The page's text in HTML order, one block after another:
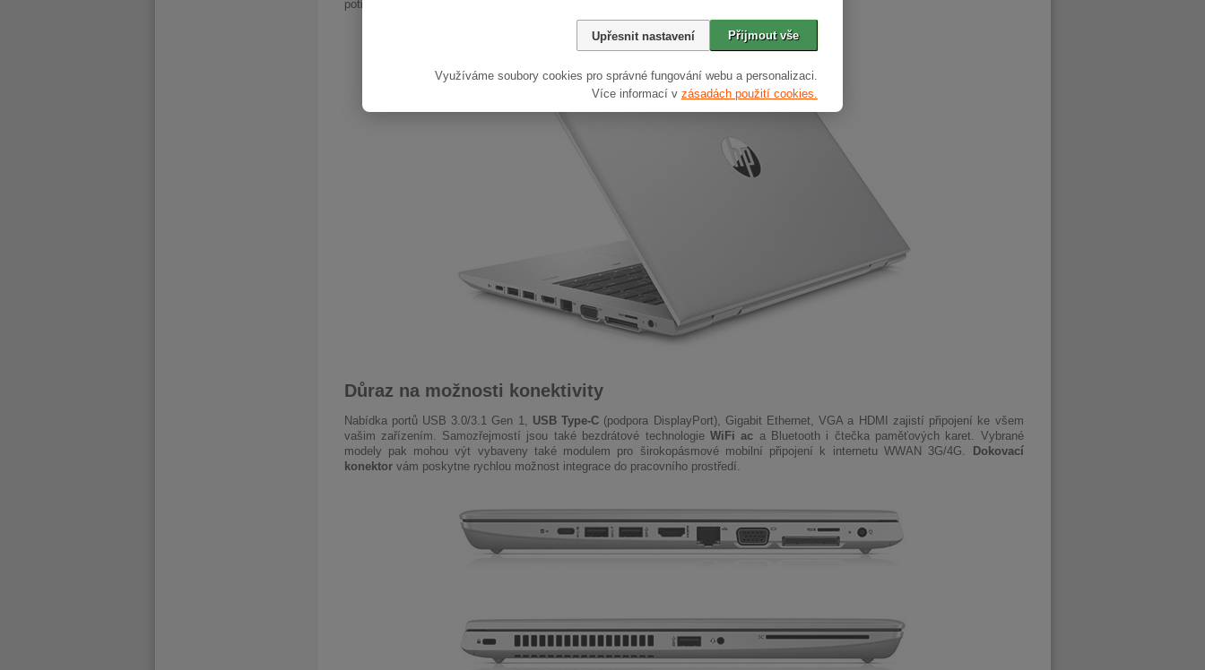
Přijmout vše
Upřesnit nastavení
Využíváme soubory cookies pro správné fungování webu a personalizaci.
Více informací v zásadách použití cookies.
potřebné možnosti zabezpečení a správy pro vaše podnikání.
Důraz na možnosti konektivity
Nabídka portů USB 3.0/3.1 Gen 1, USB Type-C (podpora DisplayPort), Gigabit Ethernet, VGA a HDMI zajistí připojení ke všem
vašim zařízením. Samozřejmostí jsou také bezdrátové technologie WiFi ac a Bluetooth i čtečka paměťových karet. Vybrané
modely pak mohou výt vybaveny také modulem pro širokopásmové mobilní připojení k internetu WWAN 3G/4G.
Dokovací
konektorvám poskytne rychlou možnost integrace do pracovního prostředí.